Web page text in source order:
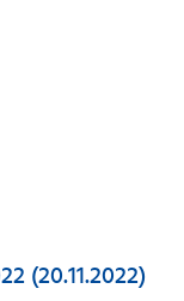
(20.11.2022)